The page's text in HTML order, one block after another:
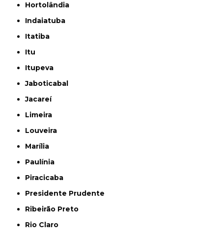
Hortolândia
Indaiatuba
Itatiba
Itu
Itupeva
Jaboticabal
Jacareí
Limeira
Louveira
Marília
Paulínia
Piracicaba
Presidente Prudente
Ribeirão Preto
Rio Claro